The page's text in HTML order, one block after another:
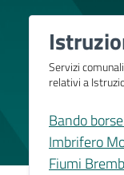
Servizi
relativi a
Bando
Imbrifero
Fiumi